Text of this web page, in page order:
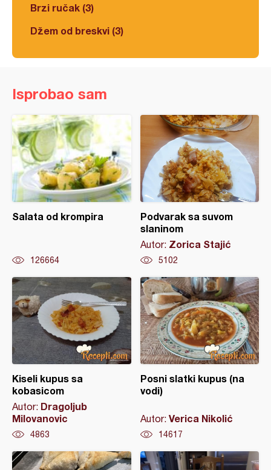
Brzi ručak (3)
Džem od breskvi (3)
Isprobao sam
Salata od krompira
126664
Podvarak sa suvom
slaninom
Autor: Zorica Stajić
5102
Kiseli kupus sa
kobasicom
Autor: Dragoljub
Milovanovic
4863
Posni slatki kupus (na
vodi)
Autor: Verica Nikolić
14617